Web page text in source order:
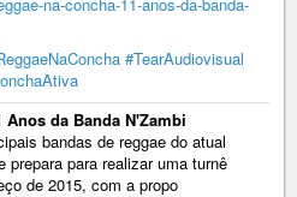
#TearAudiovisual
Anos da Banda N'Zambi
bandas de reggae do atual
prepara para realizar uma turnê
de 2015, com a propo